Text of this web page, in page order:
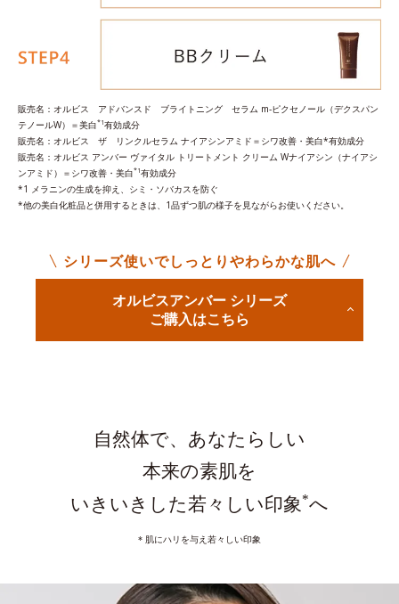
販売名：オルビス アドバンスド ブライトニング セラム m‐ピクセノール（デクスパン
テノールW）＝美白*1有効成分
販売名：オルビス ザ リンクルセラム ナイアシンアミド＝シワ改善・美白*有効成分
販売名：オルビス アンバー ヴァイタル トリートメント クリーム Wナイアシン（ナイアシ
ンアミド）＝シワ改善・美白*1有効成分
*1 メラニンの生成を抑え、シミ・ソバカスを防ぐ
*他の美白化粧品と併用するときは、1品ずつ肌の様子を見ながらお使いください。
シリーズ使いでしっとりやわらかな肌へ
オルビスアンバー シリーズ
ご購入はこちら
自然体で、あなたらしい
本来の素肌を
いきいきした若々しい印象*へ
* 肌にハリを与え若々しい印象